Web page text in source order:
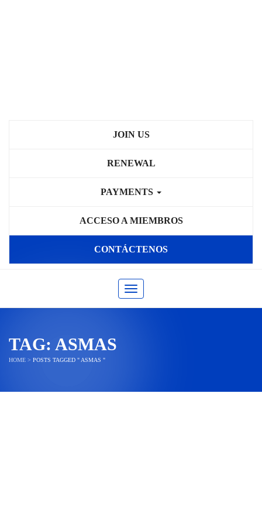
JOIN US
RENEWAL
PAYMENTS
ACCESO A MIEMBROS
CONTÁCTENOS
Toggle navigation
TAG: ASMAS
HOME > POSTS TAGGED " ASMAS "